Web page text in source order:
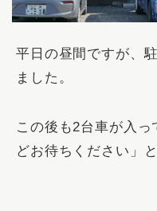
平日の昼間ですが、
ました。
この後も2台車が入
どお待ちください」